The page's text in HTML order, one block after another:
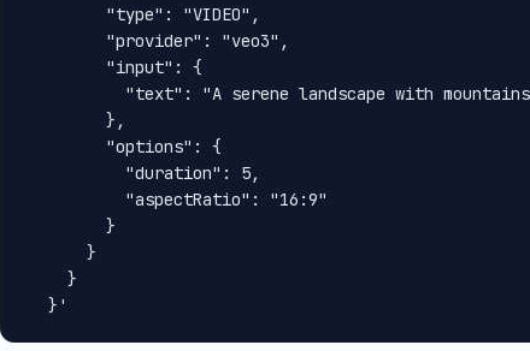
        "type": "VIDEO",
        "provider": "veo3",
        "input": {
"text": "A serene landscape with
        },
        "options": {
          "duration": 5,
          "aspectRatio": "16:9"
        }
      }
    }
  }'